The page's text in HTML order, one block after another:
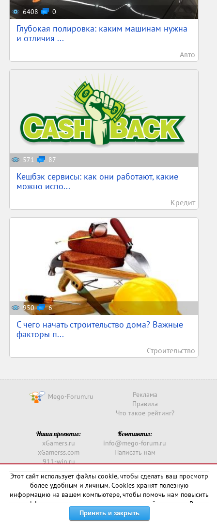
6408 0
Глубокая полировка: каким машинам нужна
и отличия ...
Авто
571 87
Кешбэк сервисы: как они работают, какие
можно испо...
Кредит
950 6
С чего начать строительство дома? Важные
факторы п...
Строительство
Mego-Forum.ru
Реклама
Правила
Что такое рейтинг?
Наши проекты:
xGamers.ru
xGamerss.com
911-win.ru
Контакты:
info@mego-forum.ru
Написать нам
Copyright © 2016 -2026
Этот сайт использует файлы cookie, чтобы сделать ваш просмотр
более удобным и личным. Cookies хранят полезную
информацию на вашем компьютере, чтобы помочь нам повысить
эффективность и актуальность нашего сайта для вас. В
некоторых случаях они необходимы для правильной работы
сайта.